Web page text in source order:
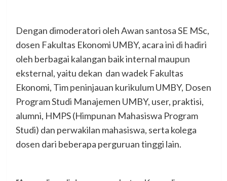
Dengan dimoderatori oleh Awan santosa SE MSc,
dosen Fakultas Ekonomi UMBY, acara ini di hadiri
oleh berbagai kalangan baik internal maupun
eksternal, yaitu dekan dan wadek Fakultas
Ekonomi, Tim peninjauan kurikulum UMBY, Dosen
Program Studi Manajemen UMBY, user, praktisi,
alumni, HMPS (Himpunan Mahasiswa Program
Studi) dan perwakilan mahasiswa, serta kolega
dosen dari beberapa perguruan tinggi lain.